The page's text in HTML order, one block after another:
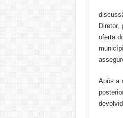
Diretor,
oferta
Após a